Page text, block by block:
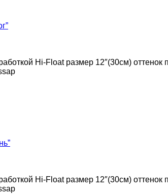
Hi-Float размер 12″(30см)
Hi-Float размер 12″(30см)